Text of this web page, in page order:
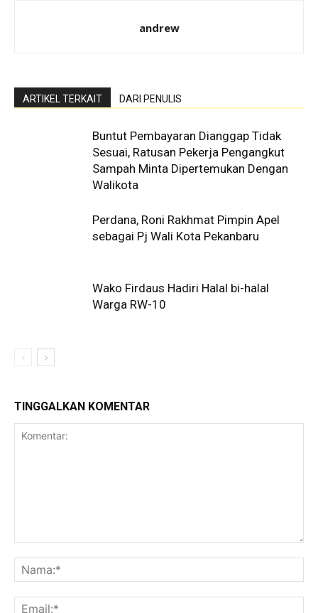
andrew
ARTIKEL TERKAIT DARI PENULIS
Buntut Pembayaran Dianggap Tidak
Sesuai, Ratusan Pekerja Pengangkut
Sampah Minta Dipertemukan Dengan
Walikota
Perdana, Roni Rakhmat Pimpin Apel
sebagai Pj Wali Kota Pekanbaru
Wako Firdaus Hadiri Halal bi-halal
Warga RW-10
TINGGALKAN KOMENTAR